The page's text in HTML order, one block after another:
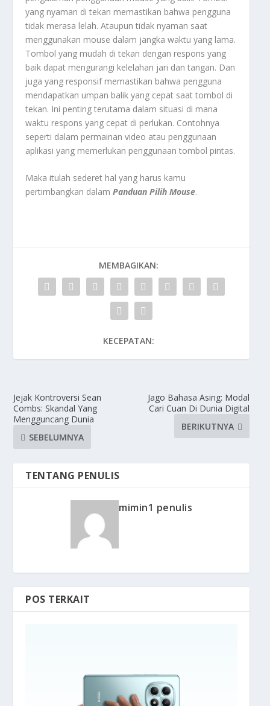
yang nyaman di tekan memastikan bahwa pengguna
tidak merasa lelah. Ataupun tidak nyaman saat
menggunakan mouse dalam jangka waktu yang lama.
Tombol yang mudah di tekan dengan respons yang
baik dapat mengurangi kelelahan jari dan tangan. Dan
juga yang responsif memastikan bahwa pengguna
mendapatkan umpan balik yang cepat saat tombol di
tekan. Ini penting terutama dalam situasi di mana
waktu respons yang cepat di perlukan. Contohnya
seperti dalam permainan video atau penggunaan
aplikasi yang memerlukan penggunaan tombol pintas.
Maka itulah sederet hal yang harus kamu
pertimbangkan dalamPanduan Pilih Mouse.
MEMBAGIKAN:
KECEPATAN:
Jejak Kontroversi Sean
Combs: Skandal Yang
Mengguncang Dunia
SEBELUMNYA
Jago Bahasa Asing: Modal
Cari Cuan Di Dunia Digital
BERIKUTNYA
TENTANG PENULIS
mimin1 penulis
POS TERKAIT